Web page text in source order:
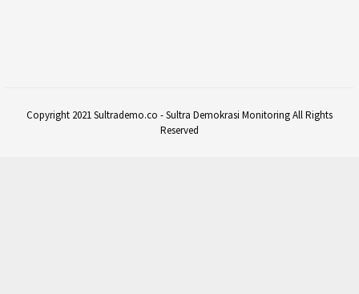
Copyright 2021 Sultrademo.co - Sultra Demokrasi Monitoring All Rights
Reserved